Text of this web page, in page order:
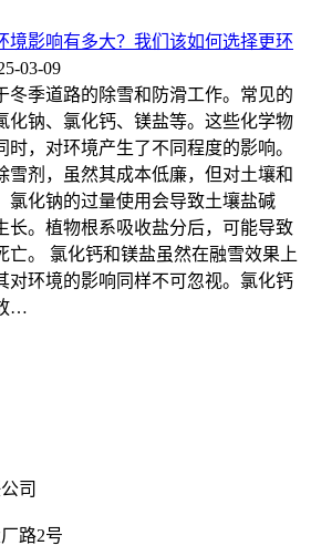
境影响有多大？我们该如何选择更环
03-09
冬季道路的除雪和防滑工作。常见的
化钠、氯化钙、镁盐等。这些化学物
时，对环境产生了不同程度的影响。
雪剂，虽然其成本低廉，但对土壤和
氯化钠的过量使用会导致土壤盐碱
长。植物根系吸收盐分后，可能导致
亡。 氯化钙和镁盐虽然在融雪效果上
对环境的影响同样不可忽视。氯化钙
…
司
路2号